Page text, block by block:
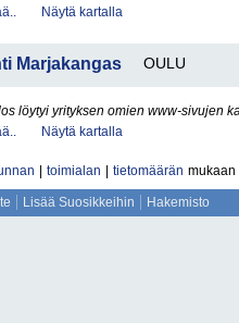
Näytä kartalla
Marjakangas OULU
löytyi yrityksen omien www-sivujen
Näytä kartalla
toimialan tietomäärän mukaan
Lisää Suosikkeihin Hakemisto